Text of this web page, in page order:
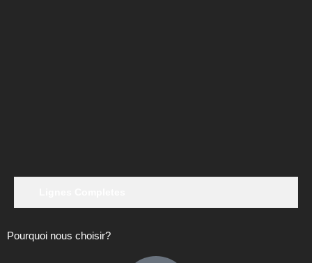
Pourquoi nous choisir?